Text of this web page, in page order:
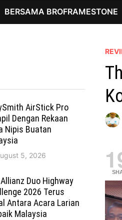
BERSAMA BROFRAMESTONE
AirStick Pro
Dengan Rekaan
Nipis Buatan
5, 2026
Duo Highway
2026 Terus
Antara Acara Larian
Malaysia